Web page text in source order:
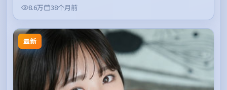
8.6万 38个月前
最新